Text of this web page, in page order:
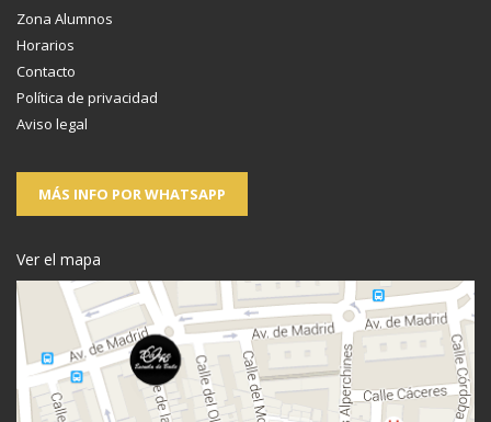
Zona Alumnos
Horarios
Contacto
Política de privacidad
Aviso legal
MÁS INFO POR WHATSAPP
Ver el mapa